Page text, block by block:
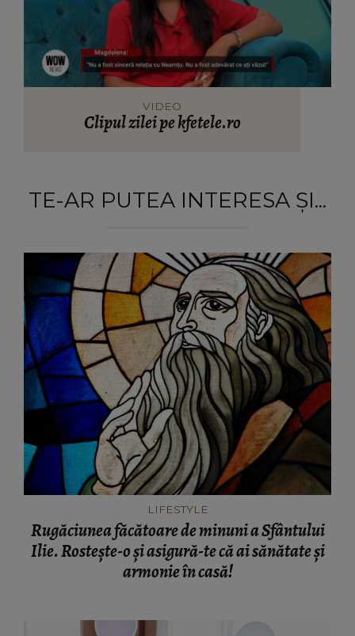
VIDEO
Clipul zilei pe kfetele.ro
TE-AR PUTEA INTERESA ȘI...
LIFESTYLE
Rugăciunea făcătoare de minuni a Sfântului
Ilie. Rostește-o și asigură-te că ai sănătate și
armonie în casă!